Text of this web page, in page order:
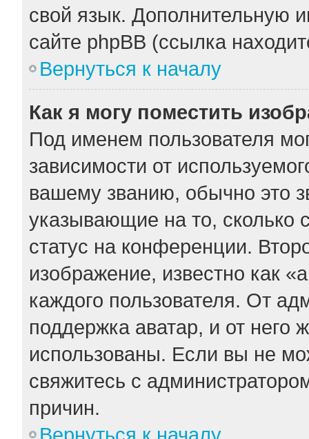
свой язык. Дополнительную
сайте phpBB (ссылка
Вернуться к началу
Как я могу поместить
Под именем пользователя
зависимости от
вашему званию, обычно это
указывающие на то,
статус на конференции.
изображение, известно как
каждого пользователя. От
поддержка аватар, и от него
использованы. Если вы не
свяжитесь с
причин.